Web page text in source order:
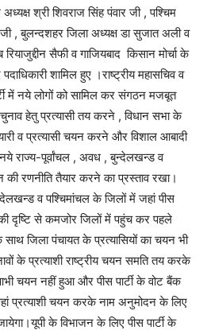
श्री शिवराज सिंह पंवार जी , पश्चिम
, बुलन्दशहर जिला अध्यक्ष डा सुजात अली व
सैफी व गाजियबाद किसान मोर्चा के
शामिल हुए ।राष्ट्रीय महासचिव व
में नये लोगों को सामिल कर संगठन मजबूत
हेतु प्रत्यासी तय करने , विधान सभा के
व प्रत्यासी चयन करने और विशाल आबादी
राज्य-पूर्वांचल , अवध , बुन्देलखन्ड व
की रणनीति तैयार करने का प्रस्ताव रखा।
व पश्चिमांचल के जिलों में जहां पीस
दृष्टि से कमजोर जिलों में पहुंच कर पहले
जिला पंचायत के प्रत्यासियों का चयन भी
के प्रत्याशी राष्ट्रीय चयन समति तय करके
चयन नहीं हुआ और पीस पार्टी के वोट बैंक
प्रत्याशी चयन करके नाम अनुमोदन के लिए
के विभाजन के लिए पीस पार्टी के